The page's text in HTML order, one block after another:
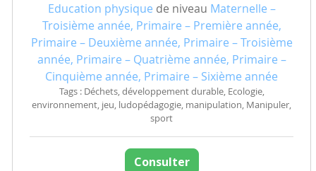
Education physique de niveau Maternelle –
Troisième année, Primaire – Première année,
Primaire – Deuxième année, Primaire – Troisième
année, Primaire – Quatrième année, Primaire –
Cinquième année, Primaire – Sixième année
Tags : Déchets, développement durable, Ecologie,
environnement, jeu, ludopédagogie, manipulation, Manipuler,
sport
Consulter